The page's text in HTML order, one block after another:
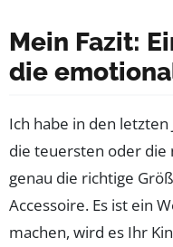
Mein Fazit:
die
Ich habe in den
die teuersten oder die
genau die richtige
Accessoire. Es ist ein
machen, wird es Ihr